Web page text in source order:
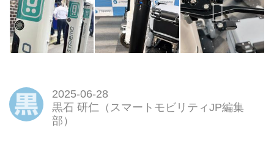
2025-06-28
黒石 研仁（スマートモビリティJP編集
部）